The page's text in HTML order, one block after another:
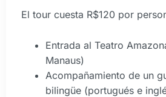
El tour cuesta R$120 por
Entrada al Teatro
Manaus)
Acompañamiento de un
bilingüe (portugués e